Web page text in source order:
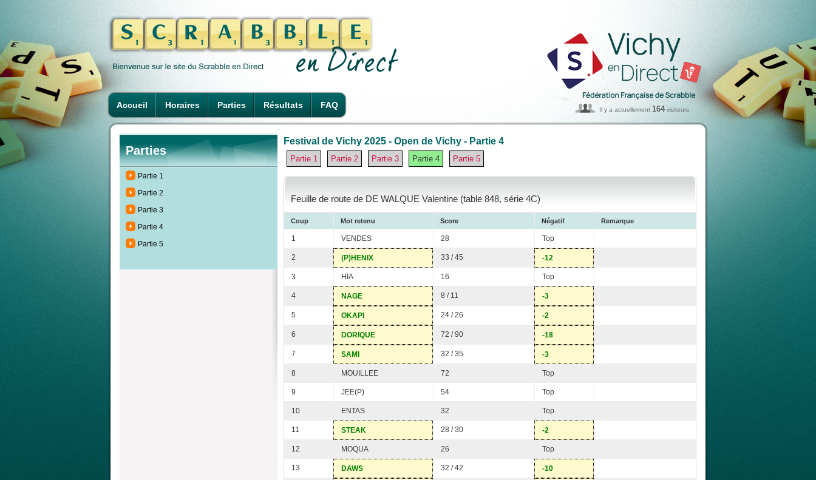
Accueil Horaires Parties Résultats FAQ Il y a actuellement 164 visiteurs
Parties
Partie 1
Partie 2
Partie 3
Partie 4
Partie 5
Festival de Vichy 2025 - Open de Vichy - Partie 4
Partie 1 Partie 2 Partie 3 Partie 4 Partie 5
Feuille de route de DE WALQUE Valentine (table 848, série 4C)
Coup Mot retenu Score Négatif Remarque
1 VENDES 28 Top
2 (P)HENIX 33 / 45 -12
3 HIA 16 Top
4 NAGE 8 / 11 -3
5 OKAPI 24 / 26 -2
6 DORIQUE 72 / 90 -18
7 SAMI 32 / 35 -3
8 MOUILLEE 72 Top
9 JEE(P) 54 Top
10 ENTAS 32 Top
11 STEAK 28 / 30 -2
12 MOQUA 26 Top
13 DAWS 32 / 42 -10